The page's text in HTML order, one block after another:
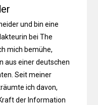
und bin eine
bei The
mich bemühe,
aus einer deutschen
Seit meiner
ich davon,
der Information